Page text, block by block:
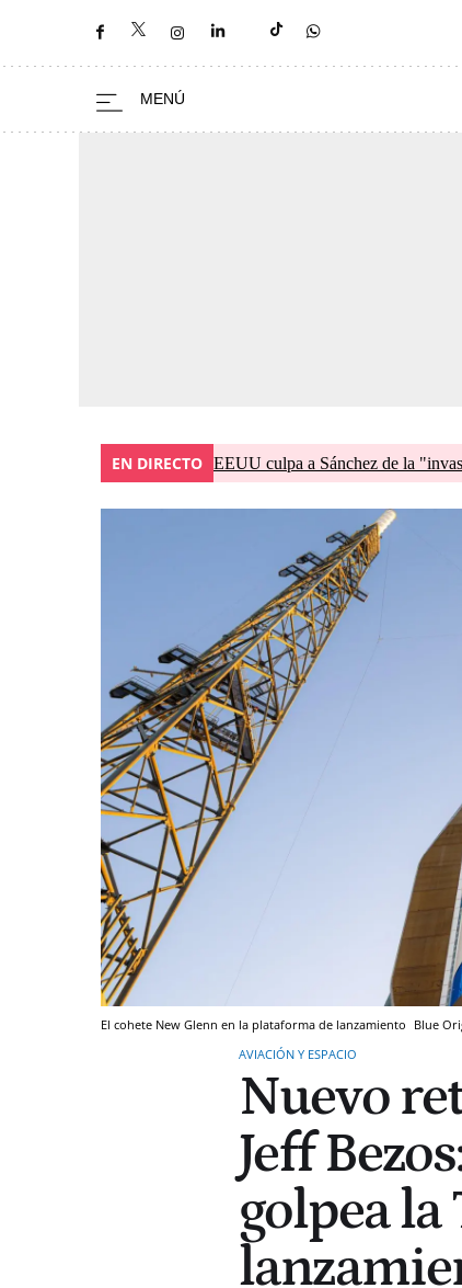
EN DIRECTO EEUU culpa a Sánchez de la
El cohete New Glenn en la plataforma de lanzamiento Blue
AVIACIÓN Y ESPACIO
Nuevo
Jeff
golpea